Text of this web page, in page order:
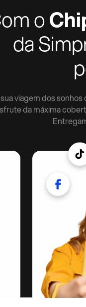
o
da
sua viagem dos
da máxima